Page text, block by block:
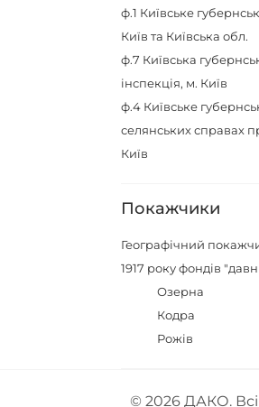
ф.1 Київське
Київ та Київська обл.
ф.7 Київська
інспекція, м. Київ
ф.4 Київське
селянських справах
Київ
Покажчики
Географічний
1917 року фондів
Озерна
Кодра
Рожів
© 2026ДАКО.